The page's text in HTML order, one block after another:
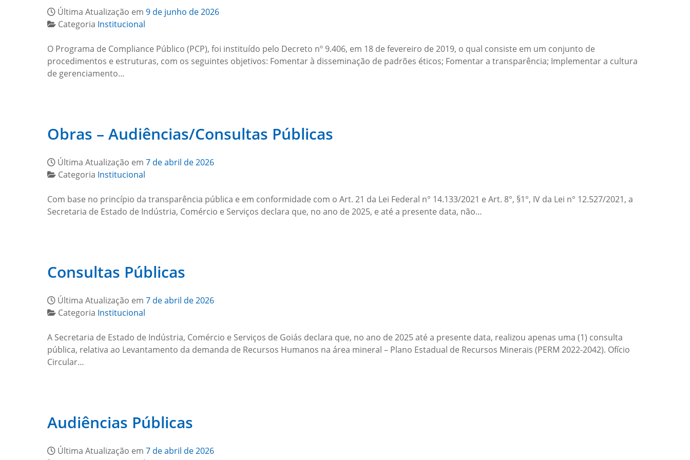
Última Atualização em 9 de junho de 2026
Categoria Institucional
O Programa de Compliance Público (PCP), foi instituído pelo Decreto nº 9.406, em 18 de fevereiro de 2019, o qual consiste em um conjunto de
procedimentos e estruturas, com os seguintes objetivos: Fomentar à disseminação de padrões éticos; Fomentar a transparência; Implementar a cultura
de gerenciamento…
Obras – Audiências/Consultas Públicas
Última Atualização em 7 de abril de 2026
Categoria Institucional
Com base no princípio da transparência pública e em conformidade com o Art. 21 da Lei Federal n° 14.133/2021 e Art. 8°, §1°, IV da Lei n° 12.527/2021, a
Secretaria de Estado de Indústria, Comércio e Serviços declara que, no ano de 2025, e até a presente data, não…
Consultas Públicas
Última Atualização em 7 de abril de 2026
Categoria Institucional
A Secretaria de Estado de Indústria, Comércio e Serviços de Goiás declara que, no ano de 2025 até a presente data, realizou apenas uma (1) consulta
pública, relativa ao Levantamento da demanda de Recursos Humanos na área mineral – Plano Estadual de Recursos Minerais (PERM 2022-2042). Ofício
Circular…
Audiências Públicas
Última Atualização em 7 de abril de 2026